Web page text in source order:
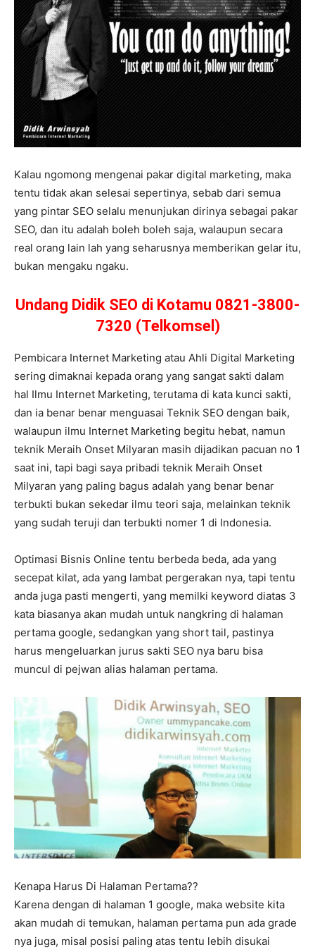
Kalau ngomong mengenai pakar digital marketing, maka
tentu tidak akan selesai sepertinya, sebab dari semua
yang pintar SEO selalu menunjukan dirinya sebagai pakar
SEO, dan itu adalah boleh boleh saja, walaupun secara
real orang lain lah yang seharusnya memberikan gelar itu,
bukan mengaku ngaku.
Undang Didik SEO di Kotamu 0821-3800-
7320 (Telkomsel)
Pembicara Internet Marketing atau Ahli Digital Marketing
sering dimaknai kepada orang yang sangat sakti dalam
hal Ilmu Internet Marketing, terutama di kata kunci sakti,
dan ia benar benar menguasai Teknik SEO dengan baik,
walaupun ilmu Internet Marketing begitu hebat, namun
teknik Meraih Onset Milyaran masih dijadikan pacuan no 1
saat ini, tapi bagi saya pribadi teknik Meraih Onset
Milyaran yang paling bagus adalah yang benar benar
terbukti bukan sekedar ilmu teori saja, melainkan teknik
yang sudah teruji dan terbukti nomer 1 di Indonesia.
Optimasi Bisnis Online tentu berbeda beda, ada yang
secepat kilat, ada yang lambat pergerakan nya, tapi tentu
anda juga pasti mengerti, yang memilki keyword diatas 3
kata biasanya akan mudah untuk nangkring di halaman
pertama google, sedangkan yang short tail, pastinya
harus mengeluarkan jurus sakti SEO nya baru bisa
muncul di pejwan alias halaman pertama.
Kenapa Harus Di Halaman Pertama??
Karena dengan di halaman 1 google, maka website kita
akan mudah di temukan, halaman pertama pun ada grade
nya juga, misal posisi paling atas tentu lebih disukai